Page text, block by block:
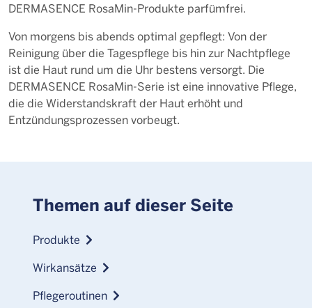
DERMASENCE RosaMin-Produkte parfümfrei.
Von morgens bis abends optimal gepflegt: Von der
Reinigung über die Tagespflege bis hin zur Nachtpflege
ist die Haut rund um die Uhr bestens versorgt. Die
DERMASENCE RosaMin-Serie ist eine innovative Pflege,
die die Widerstandskraft der Haut erhöht und
Entzündungsprozessen vorbeugt.
Themen auf dieser Seite
Produkte
Wirkansätze
Pflegeroutinen